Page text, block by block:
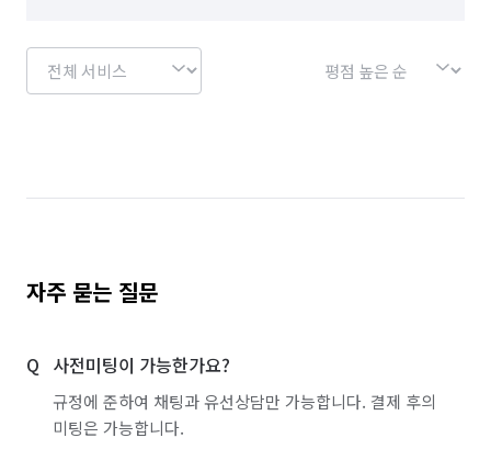
자주 묻는 질문
사전미팅이 가능한가요?
규정에 준하여 채팅과 유선상담만 가능합니다. 결제 후의
미팅은 가능합니다.